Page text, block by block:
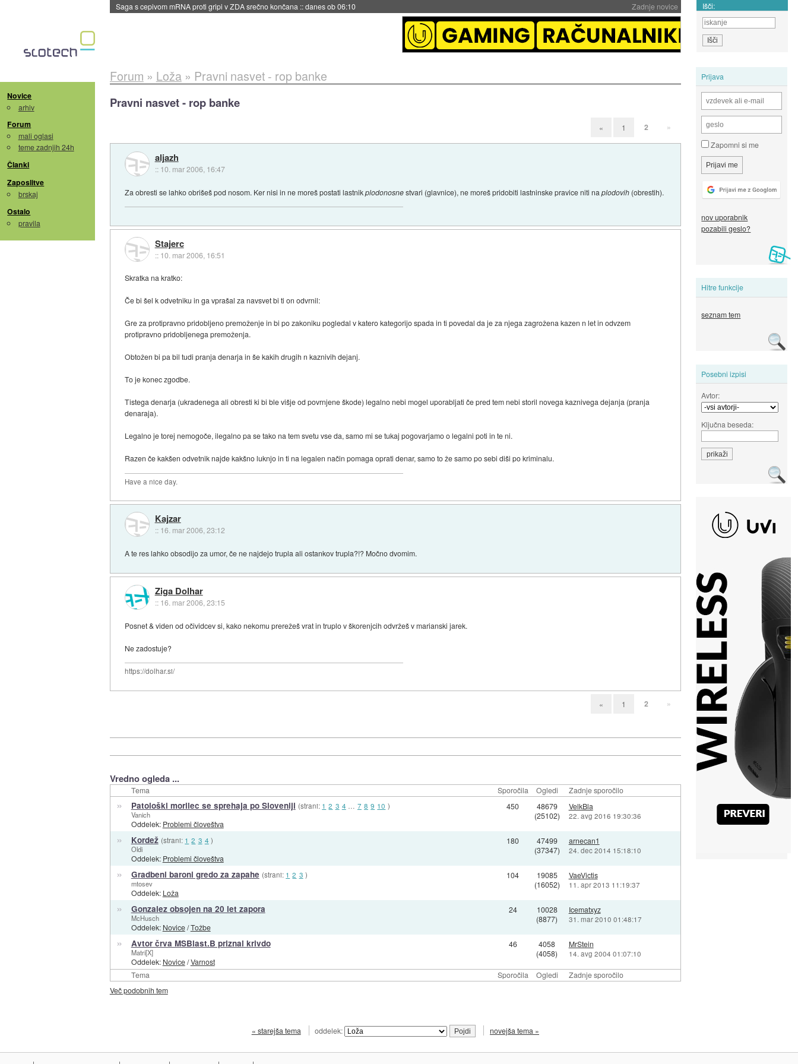
Zadnje novice
Saga s cepivom mRNA proti gripi v ZDA srečno končana ::danes ob 06:10 Išči:
Novice
arhiv
Forum
mali oglasi
teme zadnjih 24h
Članki
Zaposlitve
brskaj
Ostalo
pravila
Prijava
Zapomni si me
nov uporabnik
pozabili geslo?
Hitre funkcije
seznam tem
Posebni izpisi
Avtor:
Ključna beseda:
Forum » Loža» Pravni nasvet - rop banke
Pravni nasvet - rop banke
« 1 2 »
aljazh
:: 10. mar 2006, 16:47
Za obresti se lahko obrišeš pod nosom. Ker nisi in ne moreš postati lastnikplodonosnestvari (glavnice), ne moreš pridobiti lastninske pravice niti naplodovih (obrestih).
Stajerc
:: 10. mar 2006, 16:51
Skratka na kratko:
Če bi šel k odvetniku in ga vprašal za navsvet bi ti on odvrnil:
Gre za protipravno pridobljeno premoženje in bi po zakoniku pogledal v katero kategorijo spada in ti povedal da je za njega zagrožena kazen n let in odvzem
protipravno pridobljenega premoženja.
Obtožen bi pa bil tudi pranja denarja in še kakih drugih n kaznivih dejanj.
To je konec zgodbe.
Tistega denarja (ukradenega ali obresti ki bi ble višje od povrnjene škode) legalno nebi mogel uporabljati če pred tem nebi storil novega kaznivega dejanja (pranja
denaraja).
Legalno je torej nemogoče, ilegalno pa se tako na tem svetu vse da, samo mi se tukaj pogovarjamo o legalni poti in te ni.
Razen če kakšen odvetnik najde kakšno luknjo in ti na legalen način pomaga oprati denar, samo to že samo po sebi diši po kriminalu.
Have a nice day.
Kajzar
:: 16. mar 2006, 23:12
A te res lahko obsodijo za umor, če ne najdejo trupla ali ostankov trupla?!? Močno dvomim.
Ziga Dolhar
:: 16. mar 2006, 23:15
Posnet & viden od očividcev si, kako nekomu prerežeš vrat in truplo v škorenjcih odvržeš v marianski jarek.
Ne zadostuje?
https://dolhar.si/
« 1 2 »
Vredno ogleda ...
Tema Sporočila Ogledi Zadnje sporočilo
Tema Sporočila Ogledi Zadnje sporočilo
» Patološki morilec se sprehaja po Sloveniji (strani: 1 2 3 4 … 7 8 9 10 )
Vanich
Oddelek: Problemi človeštva
450
48679
(25102)
VelkBla
22. avg 2016 19:30:36
» Kordež (strani: 1 2 3 4 )
Oldi
Oddelek: Problemi človeštva
180
47499
(37347)
arnecan1
24. dec 2014 15:18:10
» Gradbeni baroni gredo za zapahe (strani: 1 2 3 )
mtosev
Oddelek: Loža
104
19085
(16052)
VaeVictis
11. apr 2013 11:19:37
» Gonzalez obsojen na 20 let zapora
McHusch
Oddelek: Novice/Tožbe
24
10028
(8877)
Icematxyz
31. mar 2010 01:48:17
» Avtor črva MSBlast.B priznal krivdo
Matri[X]
Oddelek: Novice/Varnost
46
4058
(4058)
MrStein
14. avg 2004 01:07:10
Več podobnih tem
« starejša tema oddelek: novejša tema »